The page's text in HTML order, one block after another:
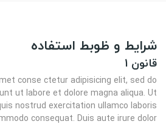
شرایط و ظوبط استفاده
قانون 1
conse ctetur adipisicing elit, sed do
ut labore et dolore magna aliqua. Ut
nostrud exercitation ullamco laboris
consequat. Duis aute irure dolor